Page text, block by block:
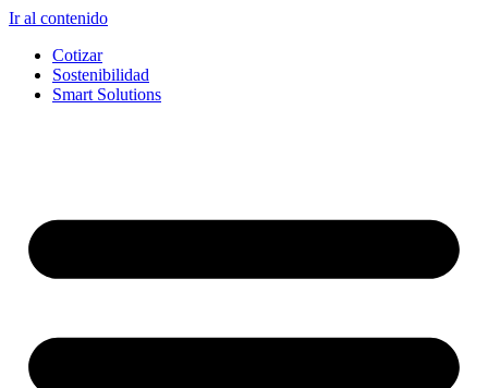
Ir al contenido
Cotizar
Sostenibilidad
Smart Solutions